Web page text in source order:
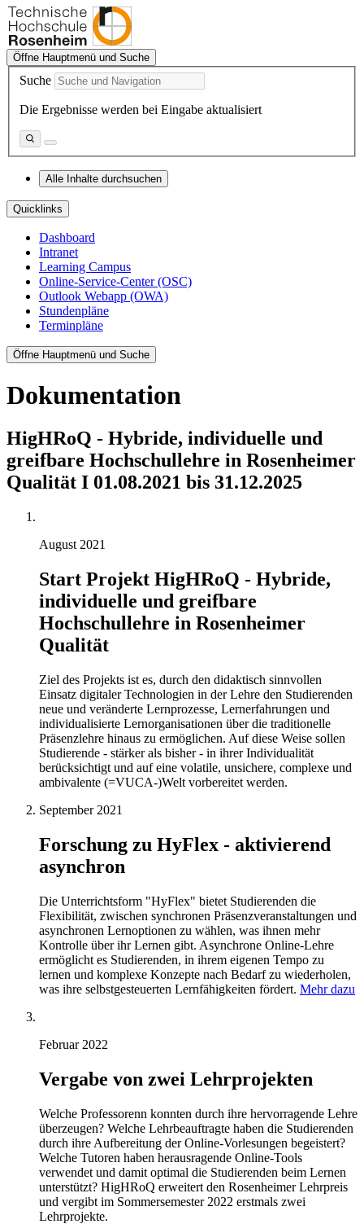
Öffne Hauptmenü und Suche
Suche
Die Ergebnisse werden bei Eingabe aktualisiert
Alle Inhalte durchsuchen
Quicklinks
Dashboard
Intranet
Learning Campus
Online-Service-Center (OSC)
Outlook Webapp (OWA)
Stundenpläne
Terminpläne
Öffne Hauptmenü und Suche
Dokumentation
HigHRoQ - Hybride, individuelle und
greifbare Hochschullehre in Rosenheimer
Qualität I 01.08.2021 bis 31.12.2025
August 2021
Start Projekt HigHRoQ - Hybride,
individuelle und greifbare
Hochschullehre in Rosenheimer
Qualität
Ziel des Projekts ist es, durch den didaktisch sinnvollen
Einsatz digitaler Technologien in der Lehre den Studierenden
neue und veränderte Lernprozesse, Lernerfahrungen und
individualisierte Lernorganisationen über die traditionelle
Präsenzlehre hinaus zu ermöglichen. Auf diese Weise sollen
Studierende - stärker als bisher - in ihrer Individualität
berücksichtigt und auf eine volatile, unsichere, complexe und
ambivalente (=VUCA-)Welt vorbereitet werden.
September 2021
Forschung zu HyFlex - aktivierend
asynchron
Die Unterrichtsform "HyFlex" bietet Studierenden die
Flexibilität, zwischen synchronen Präsenzveranstaltungen und
asynchronen Lernoptionen zu wählen, was ihnen mehr
Kontrolle über ihr Lernen gibt. Asynchrone Online-Lehre
ermöglicht es Studierenden, in ihrem eigenen Tempo zu
lernen und komplexe Konzepte nach Bedarf zu wiederholen,
was ihre selbstgesteuerten Lernfähigkeiten fördert. Mehr dazu
Februar 2022
Vergabe von zwei Lehrprojekten
Welche Professorenn konnten durch ihre hervorragende Lehre
überzeugen? Welche Lehrbeauftragte haben die Studierenden
durch ihre Aufbereitung der Online-Vorlesungen begeistert?
Welche Tutoren haben herausragende Online-Tools
verwendet und damit optimal die Studierenden beim Lernen
unterstützt? HigHRoQ erweitert den Rosenheimer Lehrpreis
und vergibt im Sommersemester 2022 erstmals zwei
Lehrprojekte.